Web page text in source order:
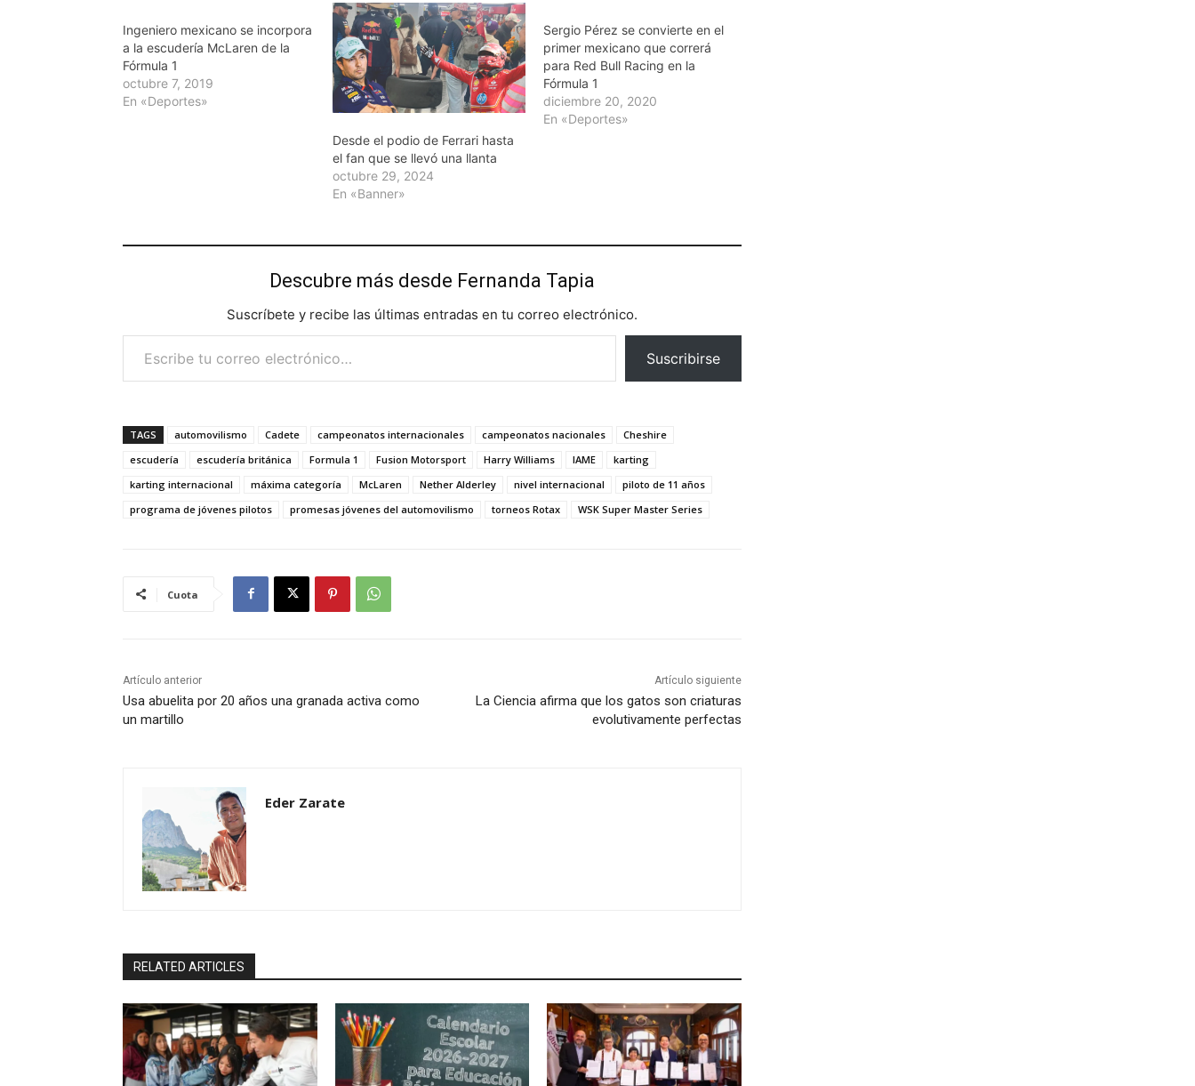
Ingeniero mexicano se incorpora
a la escudería McLaren de la
Fórmula 1
octubre 7, 2019
En «Deportes»
Desde el podio de Ferrari hasta
el fan que se llevó una llanta
octubre 29, 2024
En «Banner»
Sergio Pérez se convierte en el
primer mexicano que correrá
para Red Bull Racing en la
Fórmula 1
diciembre 20, 2020
En «Deportes»
Descubre más desde Fernanda Tapia
Suscríbete y recibe las últimas entradas en tu correo electrónico.
Escribe tu correo electrónico…
Suscribirse
TAGS automovilismo Cadete campeonatos internacionales campeonatos nacionales
Cheshire
escudería
escudería británica Formula 1 Fusion Motorsport Harry Williams IAME
karting
karting internacional
máxima categoría McLaren Nether Alderley nivel internacional
piloto de 11 años
programa de jóvenes pilotos
promesas jóvenes del automovilismo torneos Rotax WSK Super Master Series
Cuota
Artículo anterior
Usa abuelita por 20 años una granada activa como
un martillo
Artículo siguiente
La Ciencia afirma que los gatos son criaturas
evolutivamente perfectas
Eder Zarate
RELATED ARTICLES